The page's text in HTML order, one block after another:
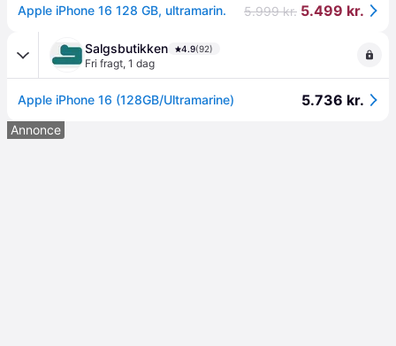
Apple iPhone 16 128 GB, ultramarin. 5.999 kr. 5.499 kr.
Salgsbutikken 4.9(92)
Fri fragt, 1 dag
Apple iPhone 16 (128GB/Ultramarine) 5.736 kr.
Annonce